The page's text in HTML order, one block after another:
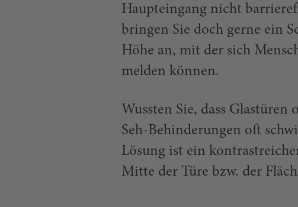
Haupteingang nicht
bringen Sie doch gerne ein
Höhe an, mit der sich
melden können.
Wussten Sie, dass
Seh-Behinderungen oft
Lösung ist ein
Mitte der Türe bzw. der